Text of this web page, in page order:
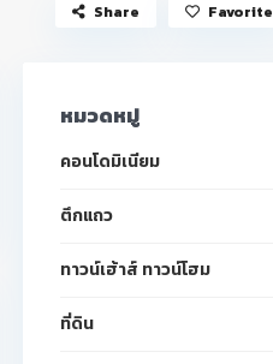
Share Favorite
หมวดหมู่
คอนโดมิเนียม
ตึกแถว
ทาวน์เฮ้าส์ ทาวน์โฮม
ที่ดิน